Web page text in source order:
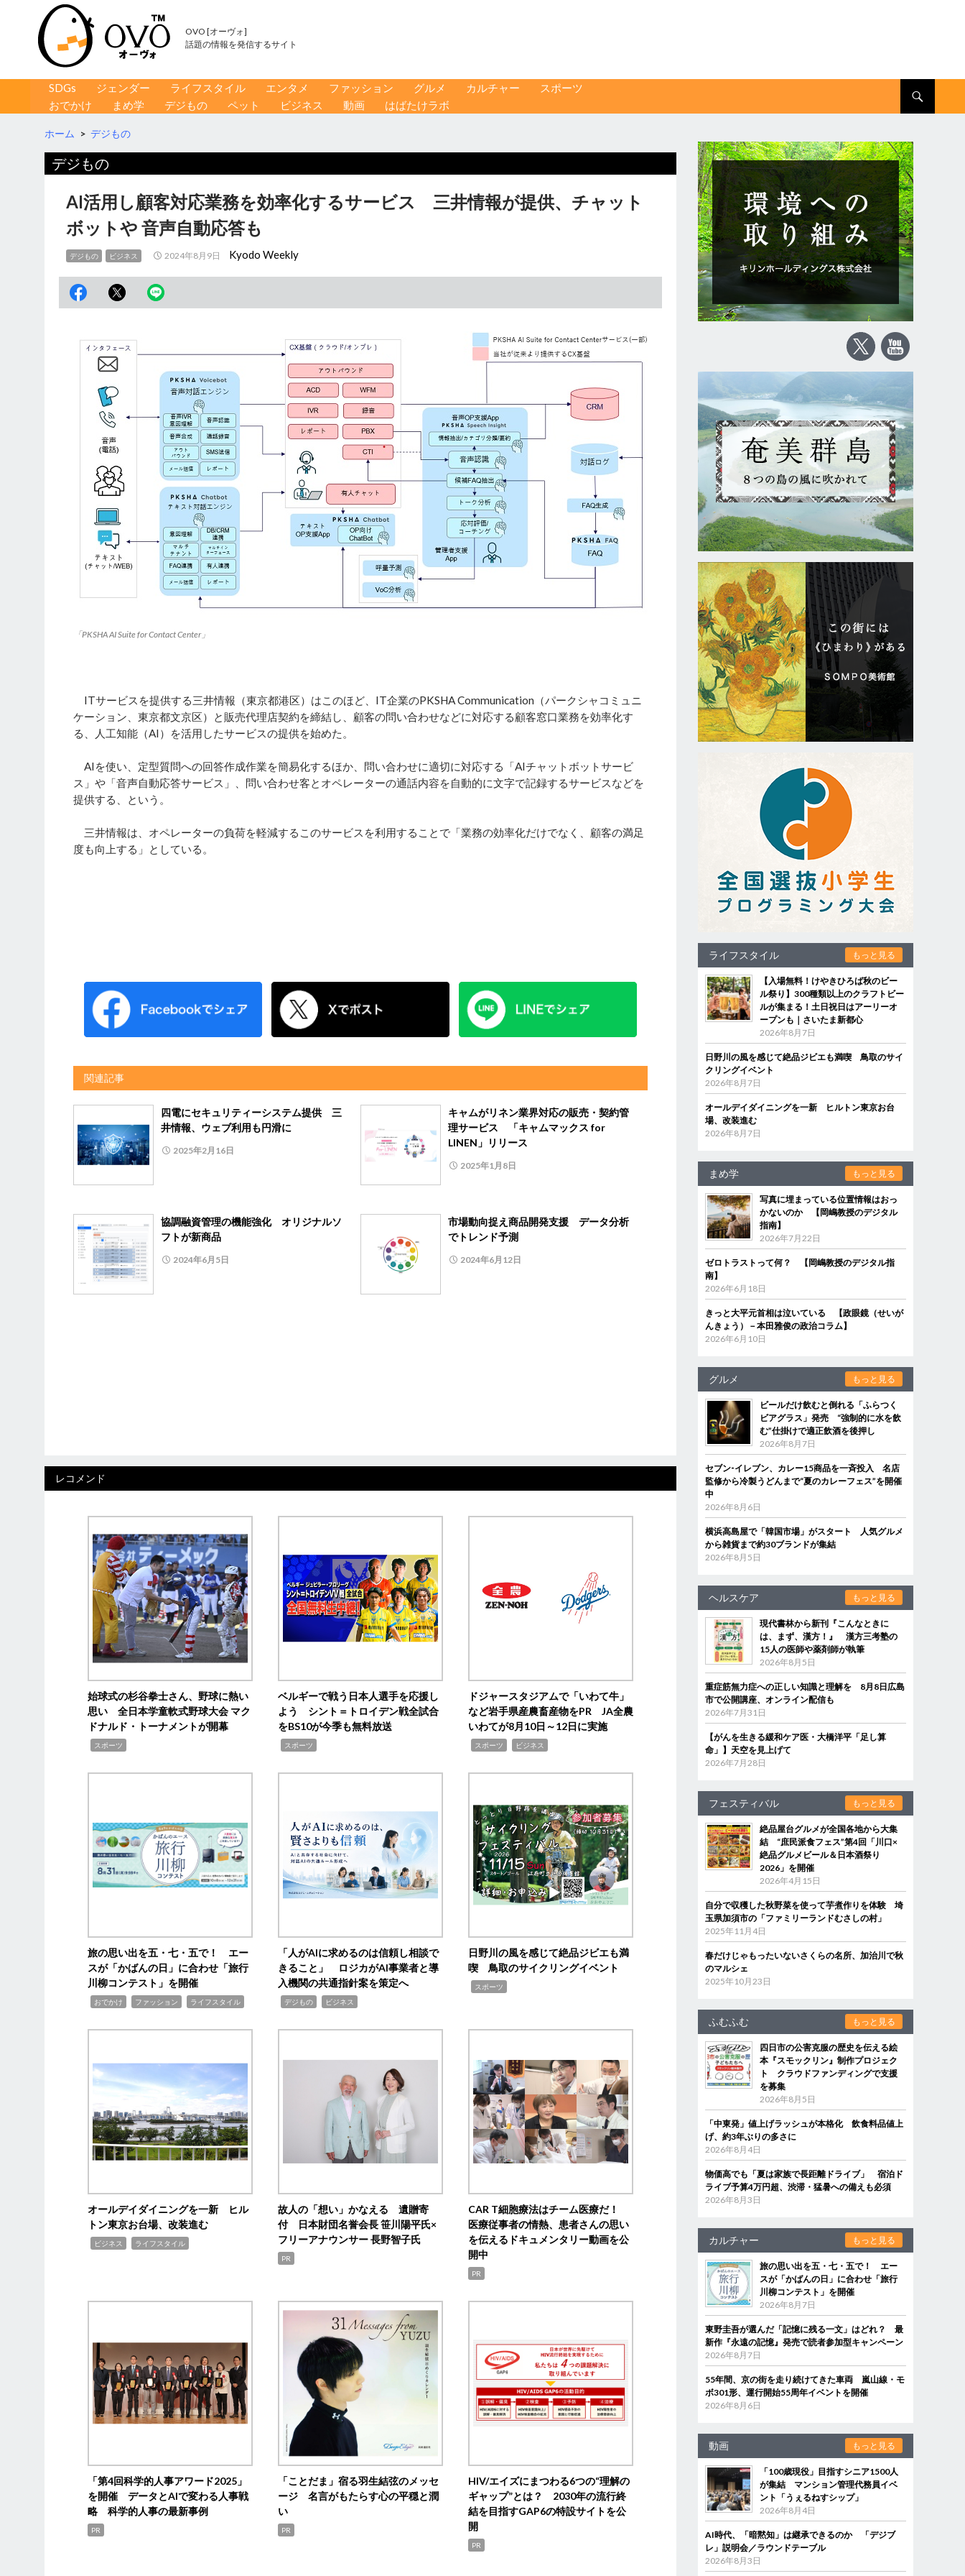
OVO [オーヴォ]
話題の情報を発信するサイト
コンテンツへ移動
SDGs ジェンダー ライフスタイル エンタメ ファッション グルメ カルチャー
スポーツ
おでかけ
まめ学 デジもの ペット ビジネス 動画 はばたけラボ
ホーム > デジもの
デジもの
AI活用し顧客対応業務を効率化するサービス 三井情報が提供、チャット
ボットや 音声自動応答も
デジもの ビジネス 2024年8月9日 Kyodo Weekly
「PKSHA AI Suite for Contact Center」
ITサービスを提供する三井情報（東京都港区）はこのほど、IT企業のPKSHA Communication（パークシャコミュニ
ケーション、東京都文京区）と販売代理店契約を締結し、顧客の問い合わせなどに対応する顧客窓口業務を効率化す
る、人工知能（AI）を活用したサービスの提供を始めた。
AIを使い、定型質問への回答作成作業を簡易化するほか、問い合わせに適切に対応する「AIチャットボットサービ
ス」や「音声自動応答サービス」、問い合わせ客とオペレーターの通話内容を自動的に文字で記録するサービスなどを
提供する、という。
三井情報は、オペレーターの負荷を軽減するこのサービスを利用することで「業務の効率化だけでなく、顧客の満足
度も向上する」としている。
関連記事
四電にセキュリティーシステム提供 三
井情報、ウェブ利用も円滑に
2025年2月16日
キャムがリネン業界対応の販売・契約管
理サービス 「キャムマックス for
LINEN」リリース
2025年1月8日
協調融資管理の機能強化 オリジナルソ
フトが新商品
2024年6月5日
市場動向捉え商品開発支援 データ分析
でトレンド予測
2024年6月12日
レコメンド
始球式の杉谷拳士さん、野球に熱い
思い 全日本学童軟式野球大会 マク
ドナルド・トーナメントが開幕
スポーツ
ベルギーで戦う日本人選手を応援し
よう シント＝トロイデン戦全試合
をBS10が今季も無料放送
スポーツ
ドジャースタジアムで「いわて牛」
など岩手県産農畜産物をPR JA全農
いわてが8月10日～12日に実施
スポーツ ビジネス
旅の思い出を五・七・五で！ エー
スが「かばんの日」に合わせ「旅行
川柳コンテスト」を開催
おでかけ ファッション ライフスタイル
「人がAIに求めるのは信頼し相談で
きること」 ロジカがAI事業者と導
入機関の共通指針案を策定へ
デジもの ビジネス
日野川の風を感じて絶品ジビエも満
喫 鳥取のサイクリングイベント
スポーツ
オールデイダイニングを一新 ヒル
トン東京お台場、改装進む
ビジネス ライフスタイル
故人の「想い」かなえる 遺贈寄
付 日本財団名誉会長 笹川陽平氏×
フリーアナウンサー 長野智子氏
PR
CAR T細胞療法はチーム医療だ！
医療従事者の情熱、患者さんの思い
を伝えるドキュメンタリー動画を公
開中
PR
「第4回科学的人事アワード2025」
を開催 データとAIで変わる人事戦
略 科学的人事の最新事例
PR
「ことだま」宿る羽生結弦のメッセ
ージ 名言がもたらす心の平穏と潤
い
PR
HIV/エイズにまつわる6つの“理解の
ギャップ”とは？ 2030年の流行終
結を目指すGAP6の特設サイトを公
開
PR
ライフスタイル もっと見る
【入場無料！けやきひろば秋のビー
ル祭り】300種類以上のクラフトビー
ルが集まる！土日祝日はアーリーオ
ープンも｜さいたま新都心
2026年8月7日
日野川の風を感じて絶品ジビエも満喫 鳥取のサイ
クリングイベント
2026年8月7日
オールデイダイニングを一新 ヒルトン東京お台
場、改装進む
2026年8月7日
まめ学 もっと見る
写真に埋まっている位置情報はおっ
かないのか 【岡嶋教授のデジタル
指南】
2026年7月22日
ゼロトラストって何？ 【岡嶋教授のデジタル指
南】
2026年6月18日
きっと大平元首相は泣いている 【政眼鏡（せいが
んきょう）－本田雅俊の政治コラム】
2026年6月10日
グルメ もっと見る
ビールだけ飲むと倒れる「ふらつく
ビアグラス」発売 “強制的に水を飲
む”仕掛けで適正飲酒を後押し
2026年8月7日
セブン‐イレブン、カレー15商品を一斉投入 名店
監修から冷製うどんまで“夏のカレーフェス”を開催
中
2026年8月6日
横浜高島屋で「韓国市場」がスタート 人気グルメ
から雑貨まで約30ブランドが集結
2026年8月5日
ヘルスケア もっと見る
現代書林から新刊『こんなときに
は、まず、漢方！』 漢方三考塾の
15人の医師や薬剤師が執筆
2026年8月5日
重症筋無力症への正しい知識と理解を 8月8日広島
市で公開講座、オンライン配信も
2026年7月31日
【がんを生きる緩和ケア医・大橋洋平「足し算
命」】天空を見上げて
2026年7月28日
フェスティバル もっと見る
絶品屋台グルメが全国各地から大集
結 “庶民派食フェス”第4回「川口×
絶品グルメビール＆日本酒祭り
2026」を開催
2026年4月15日
自分で収穫した秋野菜を使って芋煮作りを体験 埼
玉県加須市の「ファミリーランドむさしの村」
2025年11月4日
春だけじゃもったいないさくらの名所、加治川で秋
のマルシェ
2025年10月23日
ふむふむ もっと見る
四日市の公害克服の歴史を伝える絵
本『スモックリン』制作プロジェク
ト クラウドファンディングで支援
を募集
2026年8月5日
「中東発」値上げラッシュが本格化 飲食料品値上
げ、約3年ぶりの多さに
2026年8月4日
物価高でも「夏は家族で長距離ドライブ」 宿泊ド
ライブ予算4万円超、渋滞・猛暑への備えも必須
2026年8月3日
カルチャー もっと見る
旅の思い出を五・七・五で！ エー
スが「かばんの日」に合わせ「旅行
川柳コンテスト」を開催
2026年8月7日
東野圭吾が選んだ「記憶に残る一文」はどれ？ 最
新作『永遠の記憶』発売で読者参加型キャンペーン
2026年8月7日
55年間、京の街を走り続けてきた車両 嵐山線・モ
ボ301形、運行開始55周年イベントを開催
2026年8月6日
動画 もっと見る
「100歳現役」目指すシニア1500人
が集結 マンション管理代務員イベ
ント「うぇるねすシップ」
2026年8月4日
AI時代、「暗黙知」は継承できるのか 「デジブ
レ」説明会／ラウンドテーブル
2026年8月3日